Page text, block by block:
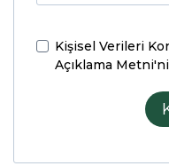
Kişisel Verileri
Açıklama Metni'ni